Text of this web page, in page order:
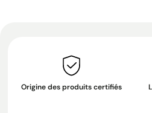
Origine des produits certifiés